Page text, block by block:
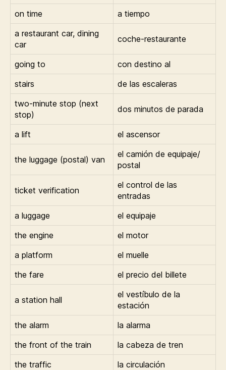
on time
a tiempo
a restaurant car, dining
car
coche-restaurante
going to
con destino al
stairs
de las escaleras
two-minute stop (next
stop)
dos minutos de parada
a lift el ascensor
the luggage (postal) van
el camión de equipaje/
postal
ticket verification
el control de las
entradas
a luggage
el equipaje
the engine
el motor
a platform
el muelle
the fare
el precio del billete
a station hall
el vestíbulo de la
estación
the alarm
la alarma
the front of the train
la cabeza de tren
the traffic
la circulación